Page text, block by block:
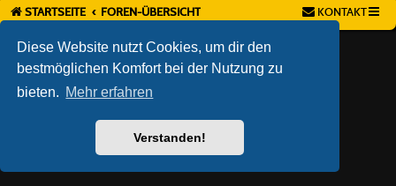
Diese Website nutzt Cookies, um dir den
bestmöglichen Komfort bei der Nutzung zu
bieten. Mehr erfahren
Verstanden!
STARTSEITE FOREN-ÜBERSICHT KONTAKT
AÇIEEED! STYLE BY
IAN BRADLEY
DEUTSCHE ÜBERSETZUNG DURCHPHPBB.DE
DATENSCHUTZ